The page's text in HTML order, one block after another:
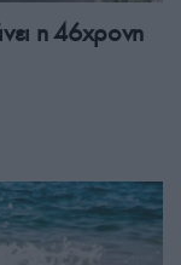
η 46χρονη